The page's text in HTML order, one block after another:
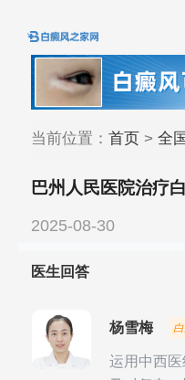
当前位置： 首页> 全
巴州人民医院治疗
2025-08-30
医生回答
杨雪梅
运用中西